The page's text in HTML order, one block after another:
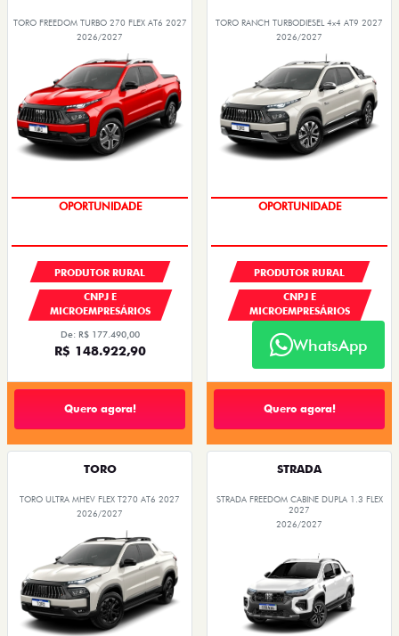
TORO FREEDOM TURBO 270 FLEX AT6 2027
2026/2027
GRANDE CHANCE FIAT
PRODUTOR RURAL
CNPJ E
MICROEMPRESÁRIOS
De: R$ 177.490,00
R$ 148.922,90
Quero agora!
TORO RANCH TURBODIESEL 4x4 AT9 2027
2026/2027
GRANDE CHANCE FIAT
PRODUTOR RURAL
CNPJ E
MICROEMPRESÁRIOS
De: R$ 240.980,00
R$ 196.350,50
Quero agora!
TORO
TORO ULTRA MHEV FLEX T270 AT6 2027
2026/2027
STRADA
STRADA FREEDOM CABINE DUPLA 1.3 FLEX
2027
2026/2027
WhatsApp